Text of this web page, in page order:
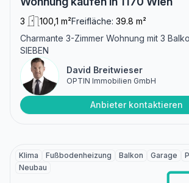
3 100,1 m²Freifläche: 39.8 m²
Charmante 3-Zimmer Wohnung mit 3
SIEBEN
David Breitwieser
OPTIN Immobilien GmbH
Anbieter kontaktieren
Klima Fußbodenheizung Balkon Garage
Neubau